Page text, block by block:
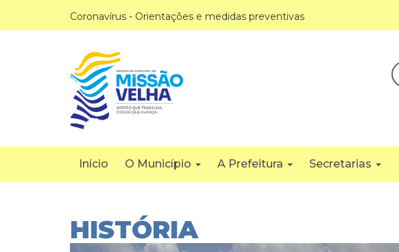
Coronavírus - Orientações e medidas preventivas
Início O Município A Prefeitura Secretarias
HISTÓRIA